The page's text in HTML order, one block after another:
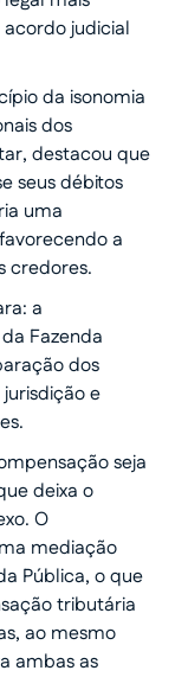
judicial
da isonomia
dos
destacou que
seus débitos
uma
a
credores.
a
Fazenda
dos
e
seja
deixa o
O
mediação
Pública, o que
tributária
ao mesmo
ambas as